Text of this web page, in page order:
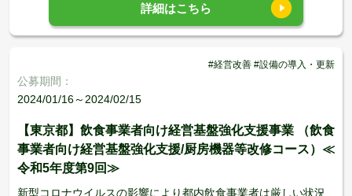
詳細はこちら
#経営改善 #設備の導入・更新
公募期間：
2024/01/16～2024/02/15
【東京都】飲食事業者向け経営基盤強化支援事業 （飲食
事業者向け経営基盤強化支援/厨房機器等改修コース）≪
令和5年度第9回≫
新型コロナウイルスの影響により都内飲食事業者は厳しい状況